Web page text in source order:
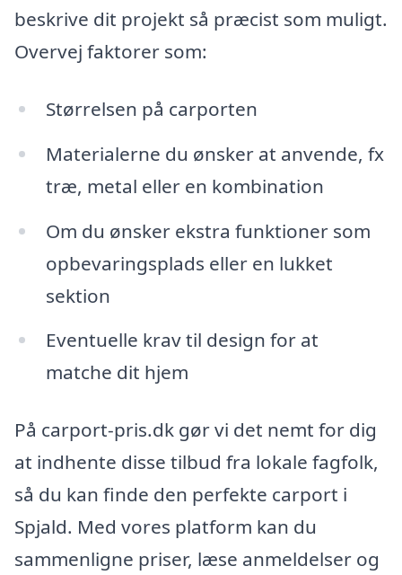
beskrive dit projekt så præcist som muligt.
Overvej faktorer som:
Størrelsen på carporten
Materialerne du ønsker at anvende, fx
træ, metal eller en kombination
Om du ønsker ekstra funktioner som
opbevaringsplads eller en lukket
sektion
Eventuelle krav til design for at
matche dit hjem
På carport-pris.dk gør vi det nemt for dig
at indhente disse tilbud fra lokale fagfolk,
så du kan finde den perfekte carport i
Spjald. Med vores platform kan du
sammenligne priser, læse anmeldelser og